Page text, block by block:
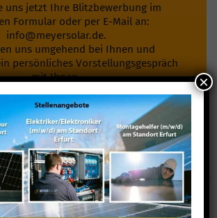
uns jetzt Ihre Blitzbewerbung im
Formular oder per E-Mail an:
info@meyersolar.de.
uns umgehend bei Ihnen und
persönliches Vorstellungsgespräch
mit Ihnen.
Zur Blitzbewerbung
×